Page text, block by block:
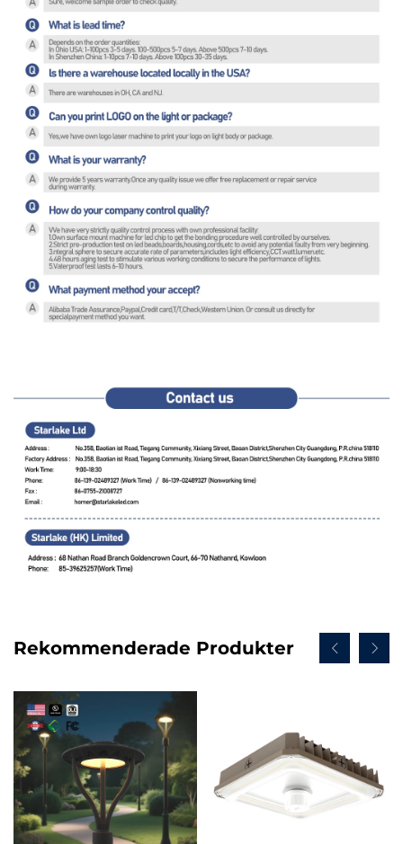
Rekommenderade Produkter